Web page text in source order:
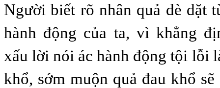
Người biết rõ nhân quả dè dặt
hành động của ta, vì khẳng
xấu lời nói ác hành động tội lỗi
khổ, sớm muộn quả đau khổ